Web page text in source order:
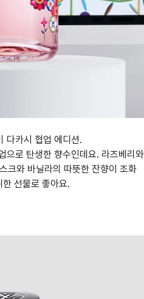
다카시 협업 에디션.
으로 탄생한 향수인데요. 라즈베리와
크와 바닐라의 따뜻한 잔향이 조화
선물로 좋아요.